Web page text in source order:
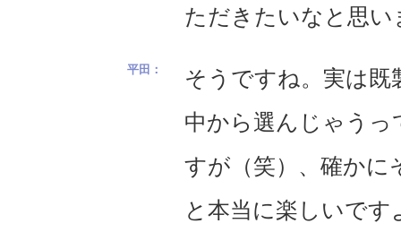
ただきたいなと思い
そうですね。実は
中から選んじゃう
すが（笑）、確か
と本当に楽しいです